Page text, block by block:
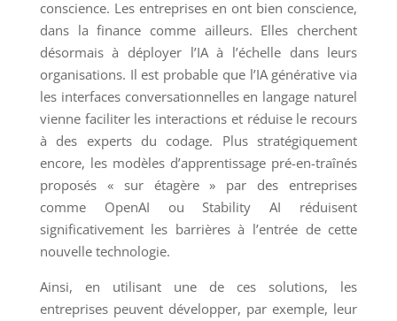
conscience. Les entreprises en ont bien conscience,
dans la finance comme ailleurs. Elles cherchent
désormais à déployer l’IA à l’échelle dans leurs
organisations. Il est probable que l’IA générative via
les interfaces conversationnelles en langage naturel
vienne faciliter les interactions et réduise le recours
à des experts du codage. Plus stratégiquement
encore, les modèles d’apprentissage pré-en-traînés
proposés « sur étagère » par des entreprises
comme OpenAI ou Stability AI réduisent
significativement les barrières à l’entrée de cette
nouvelle technologie.
Ainsi, en utilisant une de ces solutions, les
entreprises peuvent développer, par exemple, leur